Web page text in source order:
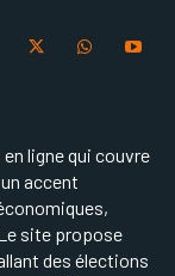
ligne qui couvre
accent
site propose
des élections